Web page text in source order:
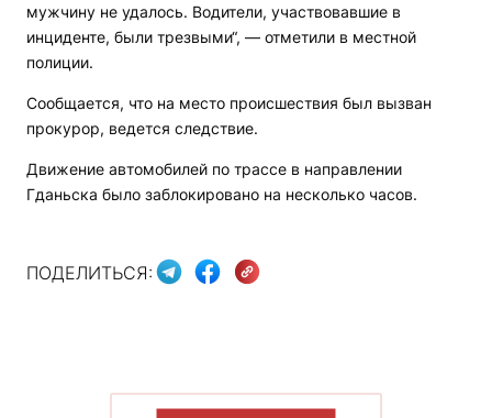
мужчину не удалось. Водители, участвовавшие в
инциденте, были трезвыми“, — отметили в местной
полиции.
Сообщается, что на место происшествия был вызван
прокурор, ведется следствие.
Движение автомобилей по трассе в направлении
Гданьска было заблокировано на несколько часов.
ПОДЕЛИТЬСЯ: